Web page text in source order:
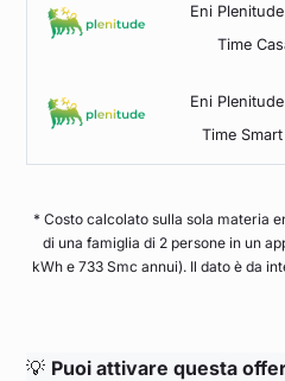
Eni
Time
Eni
Time
* Costo calcolato sulla sola materia
di una famiglia di 2 persone in un
kWh e 733 Smc annui). Il dato è da
💡 Puoi attivare questa